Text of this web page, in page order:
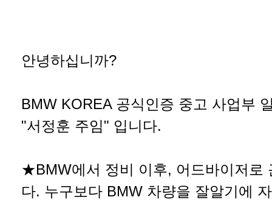
안녕하십니까?
BMW KOREA 공식인증 중고 사업부
"서정훈 주임" 입니다.
★BMW에서 정비 이후, 어드바이저로
다. 누구보다 BMW 차량을 잘알기에